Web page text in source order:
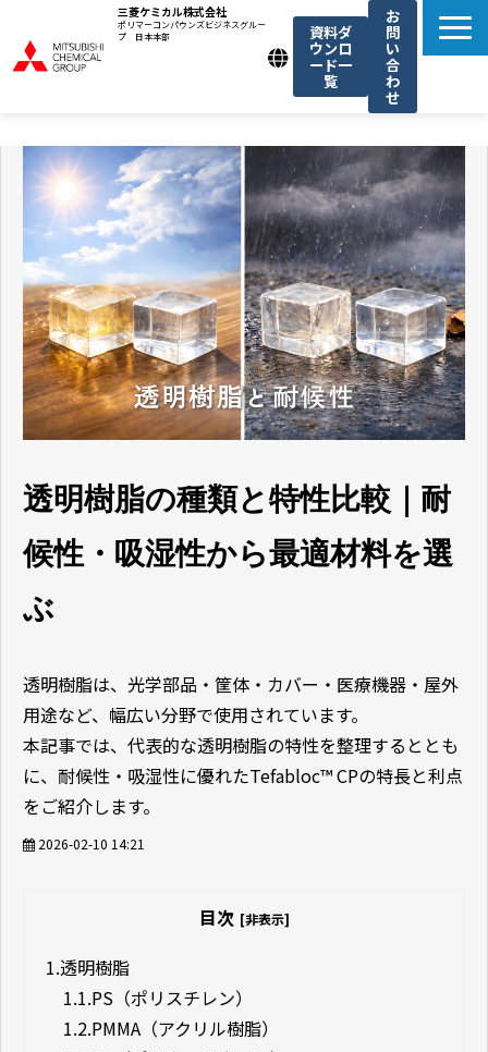
三菱ケミカル株式会社
ポリマーコンパウンズビジネスグルー
プ 日本本部
資料ダ
ウンロ
ード一
覧
お
問
い
合
わ
せ
我々の強み
用途例一覧
機能・トレンド記事一覧
お知らせ
透明樹脂の種類と特性比較｜耐
候性・吸湿性から最適材料を選
ぶ
透明樹脂は、光学部品・筐体・カバー・医療機器・屋外
用途など、幅広い分野で使用されています。
本記事では、代表的な透明樹脂の特性を整理するととも
に、耐候性・吸湿性に優れたTefabloc™ CPの特長と利点
をご紹介します。
2026-02-10 14:21
目次 [非表示]
1.透明樹脂
1.1.PS（ポリスチレン）
1.2.PMMA（アクリル樹脂）